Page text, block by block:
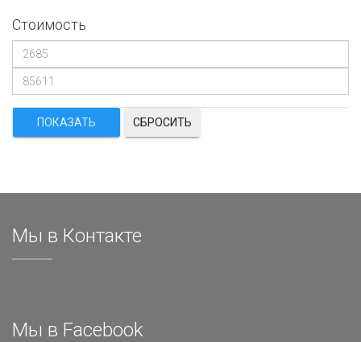
Стоимость
СБРОСИТЬ
Мы в Контакте
Мы в Facebook